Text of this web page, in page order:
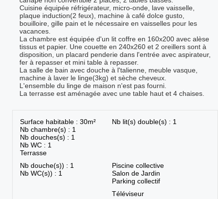
Cuisine équipée réfrigérateur, micro-onde, lave vaisselle,
plaque induction(2 feux), machine à café dolce gusto,
bouilloire, gille pain et le nécessaire en vaisselles pour les
vacances.
La chambre est équipée d'un lit coffre en 160x200 avec alèse
tissus et papier. Une couette en 240x260 et 2 oreillers sont à
disposition, un placard penderie dans l'entrée avec aspirateur,
fer à repasser et mini table à repasser.
La salle de bain avec douche à l'talienne, meuble vasque,
machine à laver le linge(3kg) et sèche cheveux.
L'ensemble du linge de maison n'est pas fourni.
La terrasse est aménagée avec une table haut et 4 chaises.
Surface habitable : 30m²
Nb chambre(s) : 1
Nb douches(s) : 1
Nb WC : 1
Terrasse
Nb lit(s) double(s) : 1
Nb douche(s)) : 1
Nb WC(s)) : 1
Piscine collective
Salon de Jardin
Parking collectif
Téléviseur